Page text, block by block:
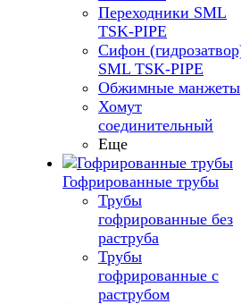
Переходники SML
TSK-PIPE
Сифон
SML TSK-PIPE
Обжимные манжеты
Хомут
соединительный
Еще
Гофрированные трубы
Трубы
гофрированные без
раструба
Трубы
гофрированные с
раструбом